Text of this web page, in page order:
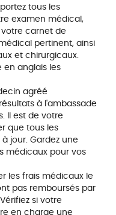
tous les
examen médical,
carnet de
pertinent, ainsi
et chirurgicaux.
en anglais les
agréé
à l'ambassade
Il est de votre
que tous les
jour. Gardez une
médicaux pour vos
les frais médicaux le
pas remboursés par
si votre
en charge une